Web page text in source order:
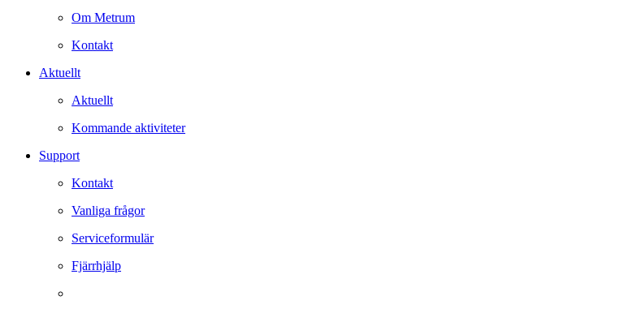
Om Metrum
Kontakt
Aktuellt
Aktuellt
Kommande aktiviteter
Support
Kontakt
Vanliga frågor
Serviceformulär
Fjärrhjälp